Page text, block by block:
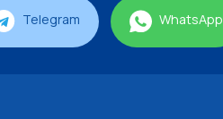
Telegram WhatsApp